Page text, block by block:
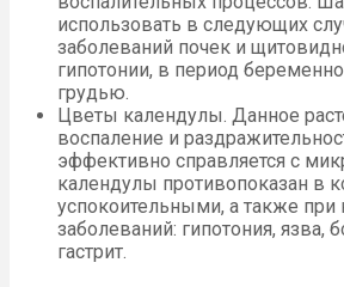
использовать в следующих
заболеваний почек и
гипотонии, в период
грудью.
Цветы календулы. Данное
воспаление и
эффективно справляется с
календулы противопоказан в
успокоительными, а также
заболеваний: гипотония, язва,
гастрит.